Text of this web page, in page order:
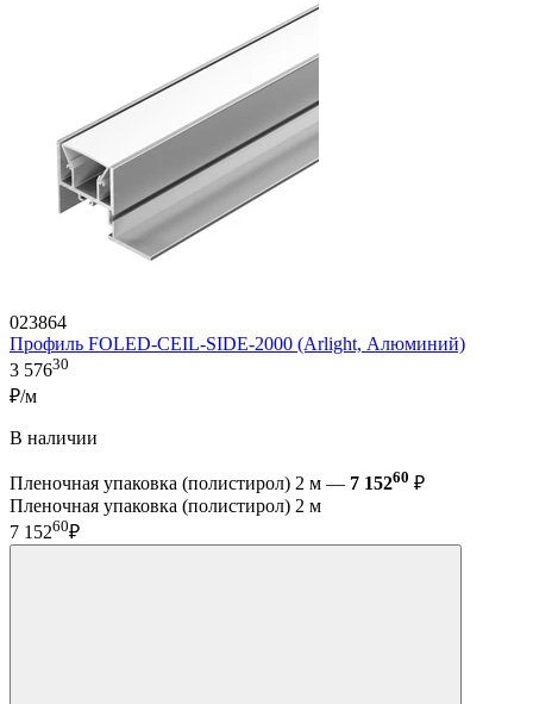
023864
Профиль FOLED-CEIL-SIDE-2000 (Arlight, Алюминий)
3 57630
₽/м
В наличии
Пленочная упаковка (полистирол) 2 м — 7 15260 ₽
Пленочная упаковка (полистирол) 2 м
7 15260₽